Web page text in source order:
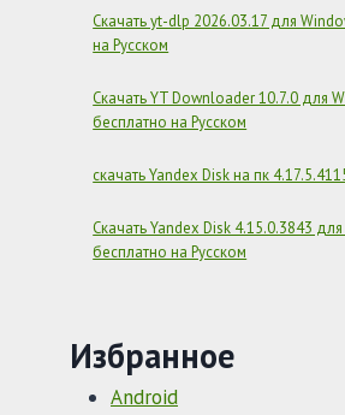
Скачать yt-dlp 2026.03.17 для
на Русском
Скачать YT Downloader 10.7.0 для
бесплатно на Русском
скачать Yandex Disk на пк
Скачать Yandex Disk 4.15.0.3843
бесплатно на Русском
Избранное
Android